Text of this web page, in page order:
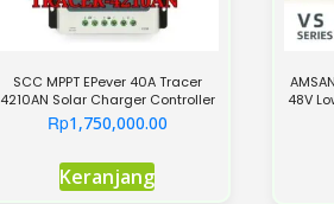
SCC MPPT EPever 40A Tracer
4210AN Solar Charger Controller
Rp1,750,000.00
Keranjang
48V